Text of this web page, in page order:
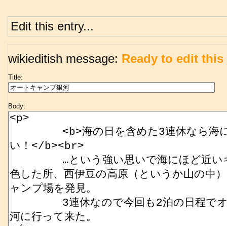
Edit this entry...
wikieditish message: Ready to edit this
Title:
Body: